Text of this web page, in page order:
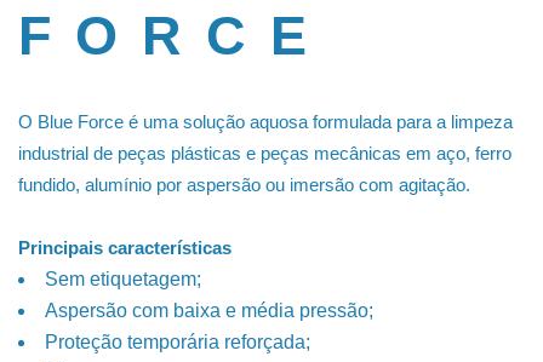
FORCE
O Blue Force é uma solução aquosa formulada para a limpeza
industrial de peças plásticas e peças mecânicas em aço, ferro
fundido, alumínio por aspersão ou imersão com agitação.
Principais características
Sem etiquetagem;
Aspersão com baixa e média pressão;
Proteção temporária reforçada;